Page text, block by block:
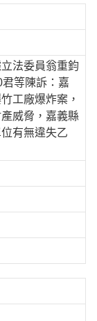
法委員翁重鈞
等陳訴：嘉
工廠爆炸案，
威脅，嘉義縣
有無違失乙